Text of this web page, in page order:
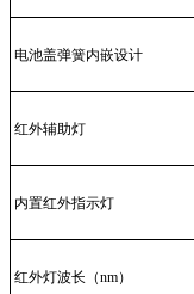
电池盖弹簧内嵌设计
红外辅助灯
内置红外指示灯
红外灯波长（nm）